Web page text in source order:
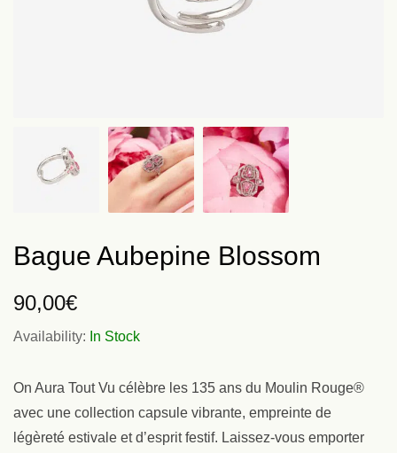
Bague Aubepine Blossom
90,00€
Availability: In Stock
On Aura Tout Vu célèbre les 135 ans du Moulin Rouge®
avec une collection capsule vibrante, empreinte de
légèreté estivale et d’esprit festif. Laissez-vous emporter